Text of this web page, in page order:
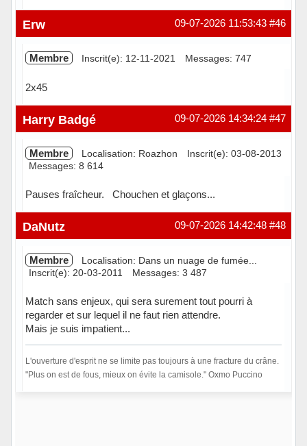
Hors ligne #46
09-07-2026 11:53:43
Erw
Membre Inscrit(e): 12-11-2021 Messages: 747
2x45
Hors ligne #47
09-07-2026 14:34:24
Harry Badgé
Membre Localisation: Roazhon
Inscrit(e): 03-08-2013
Messages: 8 614
Pauses fraîcheur. Chouchen et glaçons...
Hors ligne #48
09-07-2026 14:42:48
DaNutz
Membre
Localisation: Dans un nuage de fumée...
Inscrit(e): 20-03-2011
Messages: 3 487
Match sans enjeux, qui sera surement tout pourri à
regarder et sur lequel il ne faut rien attendre.
Mais je suis impatient...
L'ouverture d'esprit ne se limite pas toujours à une fracture du crâne.
"Plus on est de fous, mieux on évite la camisole." Oxmo Puccino